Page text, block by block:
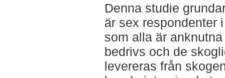
Denna studie
är sex respondenter
som alla är
bedrivs och de
levereras från